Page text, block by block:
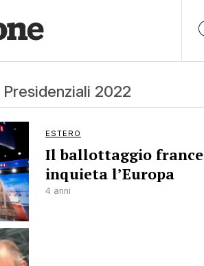
2022
ESTERO
Il ballottaggio
inquieta l’Europa
4 anni